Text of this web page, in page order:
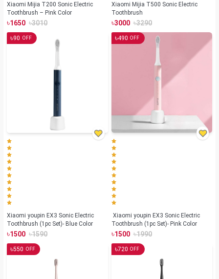
Xiaomi Mijia T200 Sonic Electric
Toothbrush – Pink Color
৳1650 ৳3010
Xiaomi Mijia T500 Sonic Electric
Toothbrush
৳3000 ৳3290
৳90 OFF
Xiaomi youpin EX3 Sonic Electric
Toothbrush (1pc Set)- Blue Color
৳1500 ৳1590
৳490 OFF
Toothbrush (1pc Set)- Pink Color
৳1500 ৳1990
৳550 OFF ৳720 OFF